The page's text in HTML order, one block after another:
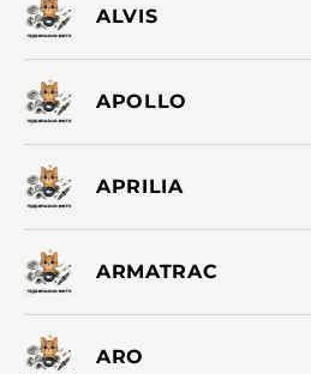
ALVIS
APOLLO
APRILIA
ARMATRAC
ARO